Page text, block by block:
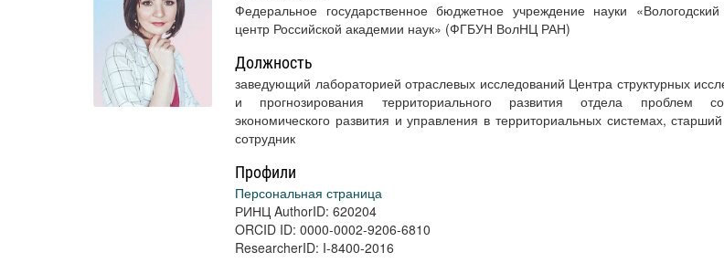
Федеральное государственное бюджетное учреждение науки
центр Российской академии наук» (ФГБУН ВолНЦ РАН)
Должность
заведующий лабораторией отраслевых исследований Центра структурных
и прогнозирования территориального развития отдела проблем
экономического развития и управления в территориальных системах,
сотрудник
Профили
Персональная страница
РИНЦ AuthorID: 620204
ORCID ID: 0000-0002-9206-6810
ResearcherID: I-8400-2016